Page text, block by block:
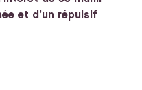
et d’un répulsif